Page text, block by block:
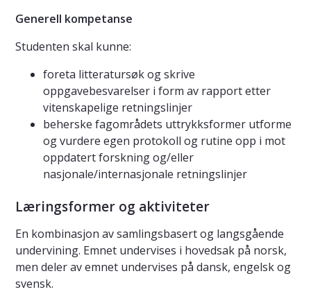
Generell kompetanse
Studenten skal kunne:
foreta litteratursøk og skrive
oppgavebesvarelser i form av rapport etter
vitenskapelige retningslinjer
beherske fagområdets uttrykksformer utforme
og vurdere egen protokoll og rutine opp i mot
oppdatert forskning og/eller
nasjonale/internasjonale retningslinjer
Læringsformer og aktiviteter
En kombinasjon av samlingsbasert og langsgående
undervining. Emnet undervises i hovedsak på norsk,
men deler av emnet undervises på dansk, engelsk og
svensk.